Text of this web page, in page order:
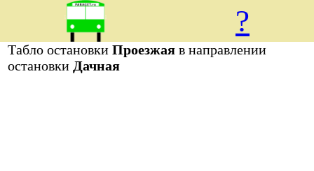
?
Табло остановкиПроезжаяв направлении
остановки Дачная